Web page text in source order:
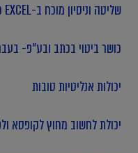
שליטה וניסיון מוכח ב-EXCEL כולל שליטה מלאה בנוסחאות
כושר ביטוי בכתב ובע"פ-
יכולות אנליטיות טובות
יכולת לחשוב מחוץ לקופסא